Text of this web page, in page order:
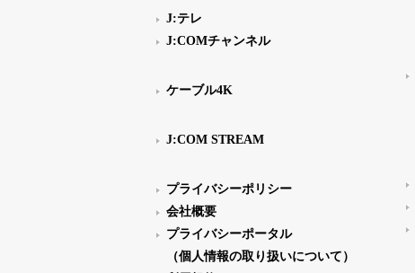
J:テレ
J:COMチャンネル
ケーブル4K
J:COM STREAM
プライバシーポリシー
会社概要
プライバシーポータル
（個人情報の取り扱いについて）